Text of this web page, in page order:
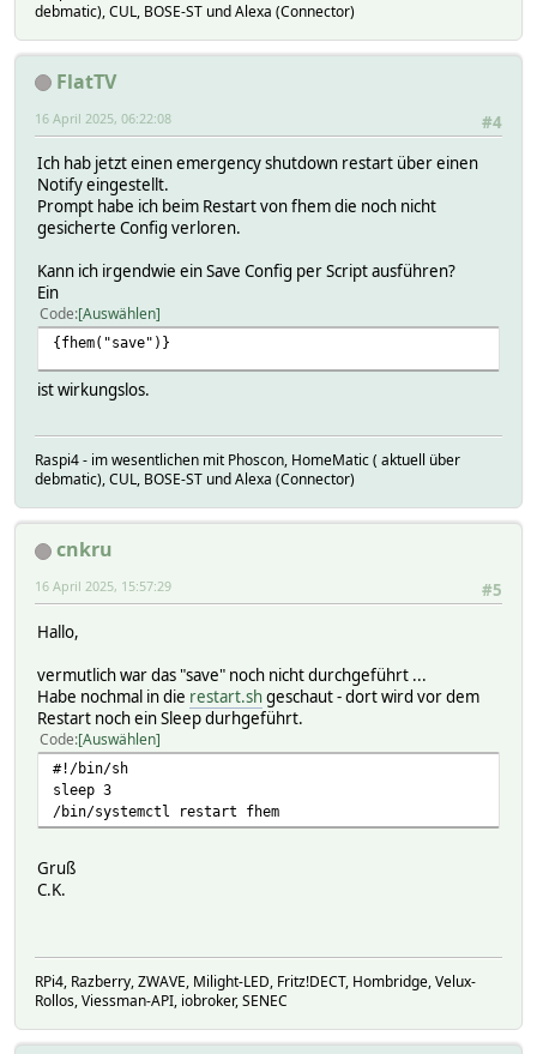
debmatic), CUL, BOSE-ST und Alexa (Connector)
FlatTV
#4
16 April 2025, 06:22:08
Ich hab jetzt einen emergency shutdown restart über einen
Notify eingestellt.
Prompt habe ich beim Restart von fhem die noch nicht
gesicherte Config verloren.
Kann ich irgendwie ein Save Config per Script ausführen?
Ein
Code Auswählen
{fhem("save")}
ist wirkungslos.
Raspi4 - im wesentlichen mit Phoscon, HomeMatic ( aktuell über
debmatic), CUL, BOSE-ST und Alexa (Connector)
cnkru
#5
16 April 2025, 15:57:29
Hallo,
vermutlich war das "save" noch nicht durchgeführt ...
Habe nochmal in die restart.shgeschaut - dort wird vor dem
Restart noch ein Sleep durhgeführt.
Code Auswählen
#!/bin/sh
sleep 3
/bin/systemctl restart fhem
Gruß
C.K.
RPi4, Razberry, ZWAVE, Milight-LED, Fritz!DECT, Hombridge, Velux-
Rollos, Viessman-API, iobroker, SENEC